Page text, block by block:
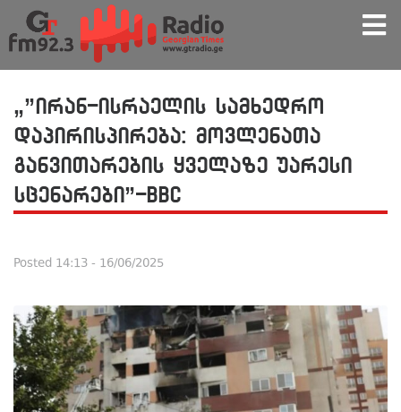
„”ირან-ისრაელის სამხედრო
დაპირისპირება: მოვლენათა
განვითარების ყველაზე უარესი
სცენარები”-BBC
Posted 14:13 - 16/06/2025